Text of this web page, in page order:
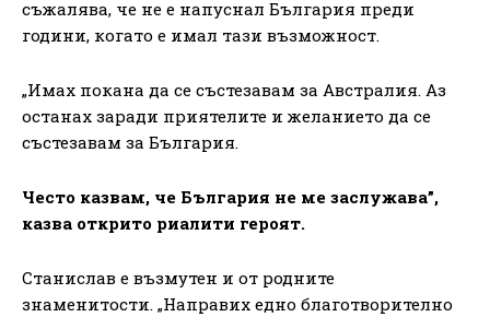
съжалява, че не е напуснал България преди
години, когато е имал тази възможност.
„Имах покана да се състезавам за Австралия. Аз
останах заради приятелите и желанието да се
състезавам за България.
Често казвам, че България не ме заслужава”,
казва открито риалити героят.
Станислав е възмутен и от родните
знаменитости. „Направих едно благотворително